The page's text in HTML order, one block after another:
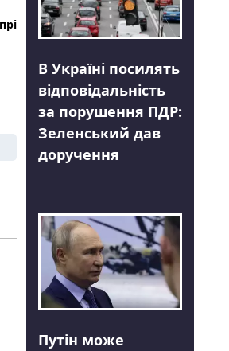
В Україні посилять
відповідальність
за порушення ПДР:
Зеленський дав
доручення
Путін може